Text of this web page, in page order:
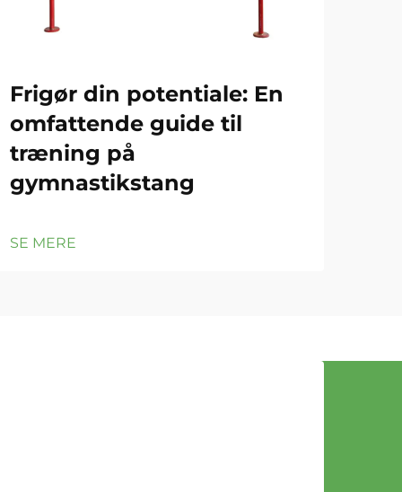
Frigør din potentiale: En
omfattende guide til
træning på
gymnastikstang
SE MERE